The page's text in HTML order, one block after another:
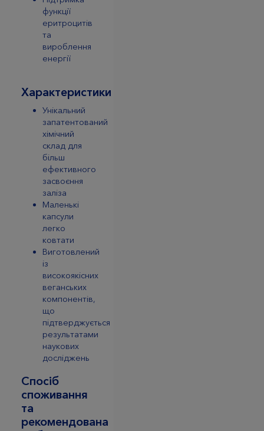
функції
еритроцитів
та
вироблення
енергії
Характеристики
Унікальний
запатентований
хімічний
склад для
більш
ефективного
засвоєння
заліза
Маленькі
капсули
легко
ковтати
Виготовлений
із
високоякісних
веганських
компонентів,
що
підтверджується
результатами
наукових
досліджень
Спосіб
споживання
та
рекомендована